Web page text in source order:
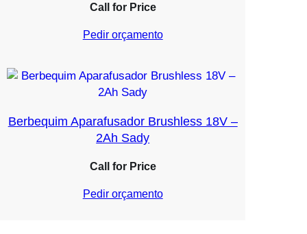
Call for Price
Pedir orçamento
Berbequim Aparafusador Brushless 18V –
2Ah Sady
Call for Price
Pedir orçamento